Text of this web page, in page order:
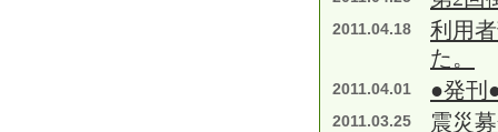
2011.04.18
利用
た。
2011.04.01 ●発刊
2011.03.25 震災